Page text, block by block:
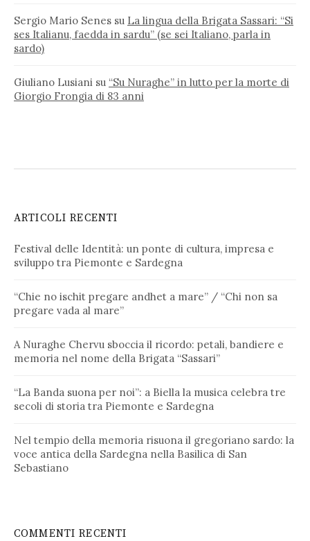
Sergio Mario Senes su La lingua della Brigata Sassari: “Si
ses Italianu, faedda in sardu” (se sei Italiano, parla in
sardo)
Giuliano Lusiani su “Su Nuraghe” in lutto per la morte di
Giorgio Frongia di 83 anni
ARTICOLI RECENTI
Festival delle Identità: un ponte di cultura, impresa e
sviluppo tra Piemonte e Sardegna
“Chie no ischit pregare andhet a mare” / “Chi non sa
pregare vada al mare”
A Nuraghe Chervu sboccia il ricordo: petali, bandiere e
memoria nel nome della Brigata “Sassari”
“La Banda suona per noi”: a Biella la musica celebra tre
secoli di storia tra Piemonte e Sardegna
Nel tempio della memoria risuona il gregoriano sardo: la
voce antica della Sardegna nella Basilica di San
Sebastiano
COMMENTI RECENTI